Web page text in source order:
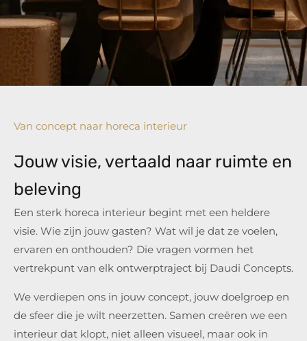
Van concept naar horeca interieur
Jouw visie, vertaald naar ruimte en
beleving
Een sterk horeca interieur begint met een heldere
visie. Wie zijn jouw gasten? Wat wil je dat ze voelen,
ervaren en onthouden? Die vragen vormen het
vertrekpunt van elk ontwerptraject bij Daudi Concepts.
We verdiepen ons in jouw concept, jouw doelgroep en
de sfeer die je wilt neerzetten. Samen creëren we een
interieur dat klopt, niet alleen visueel, maar ook in